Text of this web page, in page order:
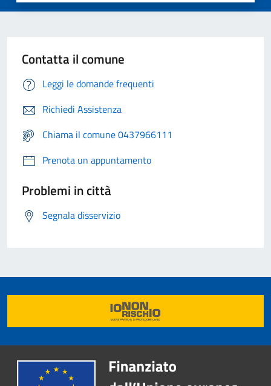
Contatta il comune
Leggi le domande frequenti
Richiedi Assistenza
Chiama il comune 0437966111
Prenota un appuntamento
Problemi in città
Segnala disservizio